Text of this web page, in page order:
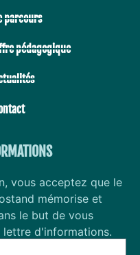
parcours
pédagogique
vous acceptez que le
mémorise et
le but de vous
lettre d'informations.